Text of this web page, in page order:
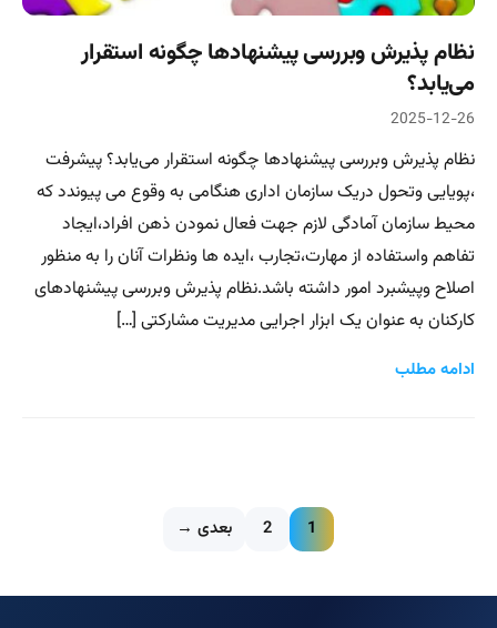
نظام پذیرش وبررسی پیشنهادها چگونه استقرار
می‌یابد؟
2025-12-26
نظام پذیرش وبررسی پیشنهادها چگونه استقرار می‌یابد؟ پیشرفت
،پویایی وتحول دریک سازمان اداری هنگامی به وقوع می پیوندد که
محیط سازمان آمادگی لازم جهت فعال نمودن ذهن افراد،ایجاد
تفاهم واستفاده از مهارت،تجارب ،ایده ها ونظرات آنان را به منظور
اصلاح وپیشبرد امور داشته باشد.نظام پذیرش وبررسی پیشنهادهای
کارکنان به عنوان یک ابزار اجرایی مدیریت مشارکتی […]
ادامه مطلب
1
2 بعدی →